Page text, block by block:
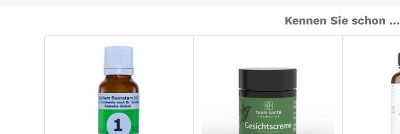
Kennen Sie schon ...